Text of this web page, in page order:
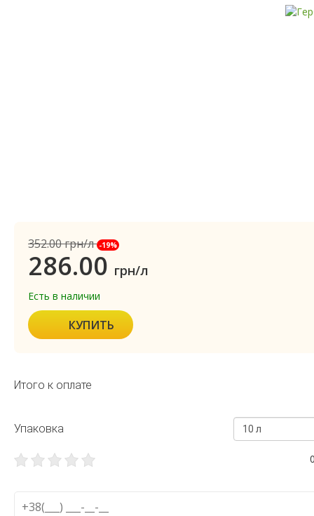
352.00грн/л -19%
286.00 грн/л
Есть в наличии
КУПИТЬ
Итого к оплате
Упаковка 10 л